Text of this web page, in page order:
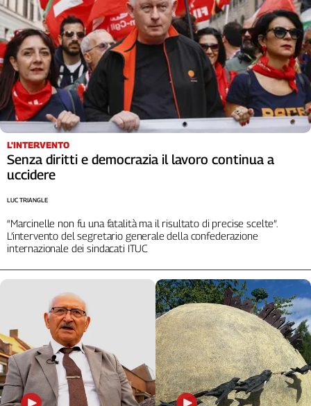
Liguria
Lombardia
Marche
Piemonte
Puglia
Sardegna
Sicilia
Trentino
Umbria
Valle
D'Aosta
Archivio
1955-
2014
Cerca
Contatti
L'INTERVENTO
Senza diritti e democrazia il lavoro continua a
uccidere
“Marcinelle non fu una fatalità ma il risultato di precise scelte”.
L’intervento del segretario generale della confederazione
internazionale dei sindacati ITUC
LUC TRIANGLE